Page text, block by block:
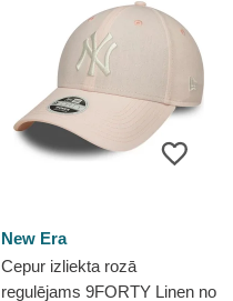
New Era
Cepur izliekta rozā
regulējams 9FORTY Linen no